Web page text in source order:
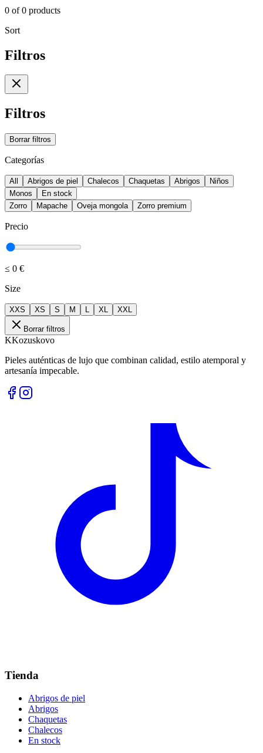
0 of0 products
Sort
Filtros
Filtros
Borrar filtros
Categorías
All Abrigos de piel Chalecos Chaquetas Abrigos
Niños
Monos
En stock
Zorro
Mapache Oveja mongola Zorro premium
Precio
≤ 0 €
Size
XXS XS S M L XL XXL
Borrar filtros
KKozuskovo
Pieles auténticas de lujo que combinan calidad, estilo atemporal y
artesanía impecable.
Tienda
Abrigos de piel
Abrigos
Chaquetas
Chalecos
En stock